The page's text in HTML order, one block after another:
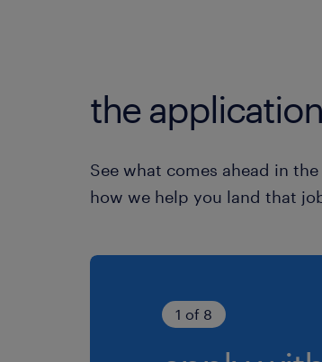
the
See what comes ahead in
how we help you land that
1 of 8